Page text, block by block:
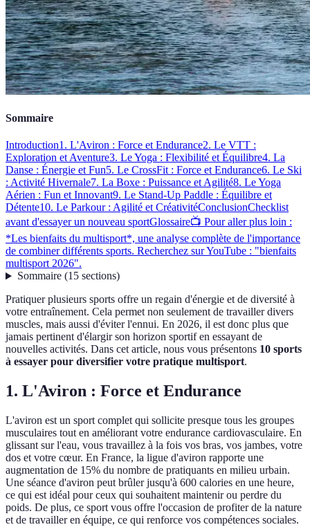
Sommaire
Introduction1. L'Aviron : Force et Endurance2. Le VTT :
Exploration et Aventure3. Le Yoga : Flexibilité et Équilibre4. La
Danse : Énergie et Fun5. Le CrossFit : Force et Endurance6. Le Ski
: Activité Hivernale7. La Boxe : Puissance et Agilité8. Le Yoga
Aérien : Fun et Innovant9. Le Stand-Up Paddle : Équilibre et
Détente10. Le Parkour : Agilité et CréativitéConclusionChecklist
avant d'essayer un nouveau sportGlossaire📺 Pour aller plus loin :
*Les bienfaits du multisport*, une analyse complète de l'importance
de combiner différents sports. Recherchez sur YouTube : "bienfaits
multisport 2026".
Sommaire(15 sections)
Pratiquer plusieurs sports offre un regain d'énergie et de diversité à
votre entraînement. Cela permet non seulement de travailler divers
muscles, mais aussi d'éviter l'ennui. En 2026, il est donc plus que
jamais pertinent d'élargir son horizon sportif en essayant de
nouvelles activités. Dans cet article, nous vous présentons 10 sports
à essayer pour diversifier votre pratique multisport.
1. L'Aviron : Force et Endurance
L'aviron est un sport complet qui sollicite presque tous les groupes
musculaires tout en améliorant votre endurance cardiovasculaire. En
glissant sur l'eau, vous travaillez à la fois vos bras, vos jambes, votre
dos et votre cœur. En France, la ligue d'aviron rapporte une
augmentation de 15% du nombre de pratiquants en milieu urbain.
Une séance d'aviron peut brûler jusqu'à 600 calories en une heure,
ce qui est idéal pour ceux qui souhaitent maintenir ou perdre du
poids. De plus, ce sport vous offre l'occasion de profiter de la nature
et de travailler en équipe, ce qui renforce vos compétences sociales.